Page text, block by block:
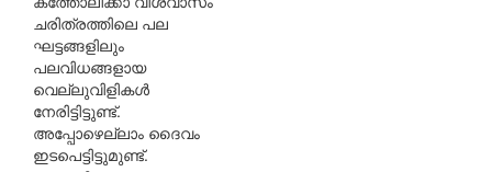
ചരിത്രത്തിലെ പല
ഘട്ടങ്ങളിലും
പലവിധങ്ങളായ
വെല്ലുവിളികള്‍
നേരിട്ടിട്ടുണ്ട്.
അപ്പോഴെല്ലാം ദൈവം
ഇടപെട്ടിട്ടുമുണ്ട്.